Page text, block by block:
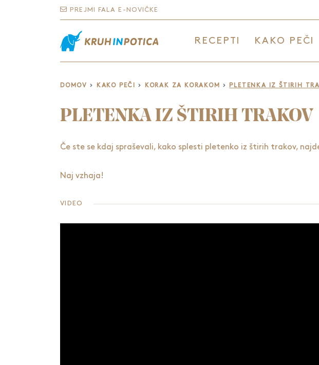
PREJMI FALA E-NOVIČKE
RECEPTI KAKO PEČI
DOMOV KAKO PEČI KORAK ZA KORAKOM PLETENKA IZ ŠTIRIH
PLETENKA IZ ŠTIRIH TRAKOV
Če ste se kdaj spraševali, kako splesti pletenko iz štirih trakov,
Naj vzhaja!
VIDEO